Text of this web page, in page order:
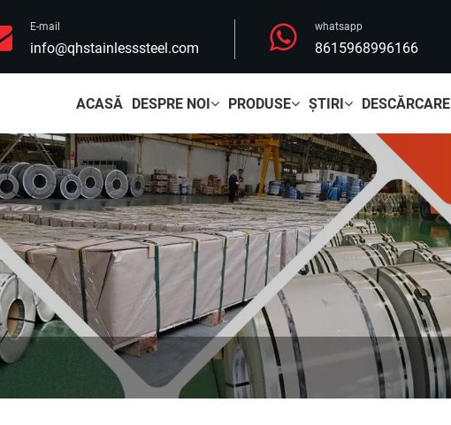
E-mail
info@qhstainlesssteel.com
whatsapp
8615968996166
ACASĂ DESPRE NOI PRODUSE ŞTIRI DESCĂRCARE